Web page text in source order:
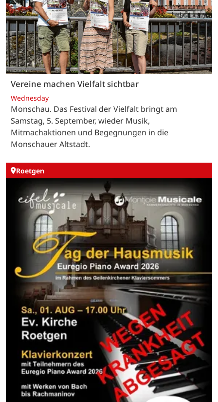
Vereine machen Vielfalt sichtbar
Wednesday
Monschau. Das Festival der Vielfalt bringt am
Samstag, 5. September, wieder Musik,
Mitmachaktionen und Begegnungen in die
Monschauer Altstadt.
Roetgen